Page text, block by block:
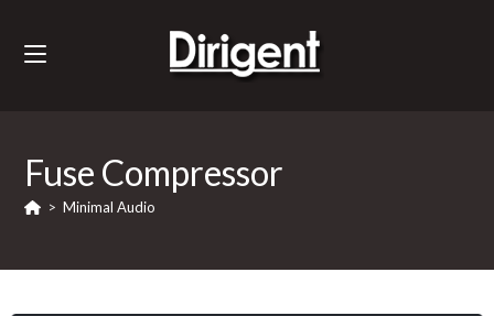
Fuse Compressor
> Minimal Audio